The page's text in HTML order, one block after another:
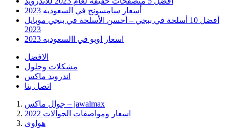
أسعار سامسونج في السعوديه 2023
أفضل 10 أسلحة في ببجي – أحسن الأسلحة في ببجي موبايل
2023
اسعار اوبو في االسعوديه 2023
الافضل
مشكلات وحلول
اندرويد ماكس
اتصل بنا
جوال ماكس – jawalmax
اسعار ومواصفات الجوالات 2022
هواوى